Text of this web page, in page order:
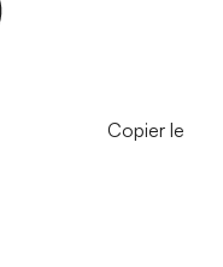
Copier le